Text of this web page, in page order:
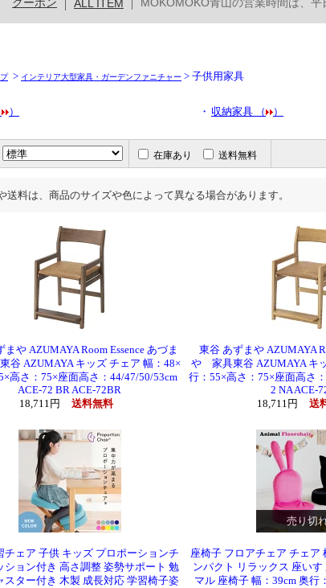
> インテリア大型家具・ガーデンファニチャー > 子供用家具
） ・ 収納家具 （ ）
在庫あり 送料無料
送料は、商品のサイズや色によって異なる場合があります。
まや AZUMAYA Room Essence あづま
谷 AZUMAYA キッズ チェア 幅：48×
高さ：75×座面高さ：44/47/50/53cm
ACE-72 BR ACE-72BR
18,711円
送料無料
東谷 あずまや AZUMAYA
や 家具東谷 AZUMAYA キ
行：55×高さ：75×座面高さ
2 NA ACE-
18,711円
送
売り切
チェア 子供 キッズ プロポーションチ
ション付き 高さ調整 姿勢サポート 勉
スター付き 木製 成長対応 学習椅子姿
座椅子 フロアチェア チェア
ンパクト リラックス 座い
マル 座椅子 幅：39cm 奥行